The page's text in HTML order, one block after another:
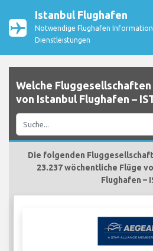
Istanbul Flughafen
Notwendige Flughafen
Dienstleistungen
Welche Fluggesellschaften
von Istanbul Flughafen –
Die folgenden
23.237 wöchentliche Flüge
Flughafen –